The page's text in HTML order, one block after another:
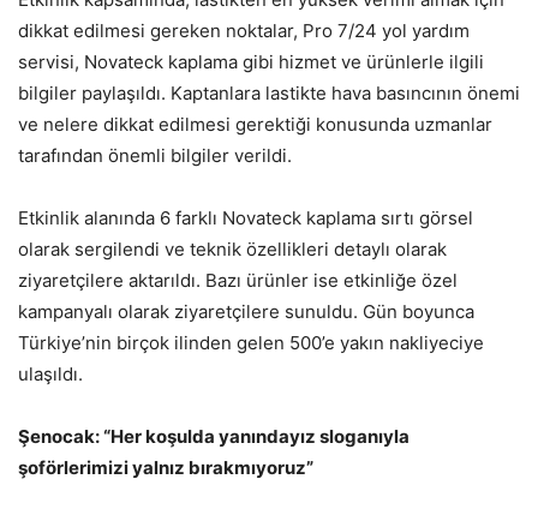
dikkat edilmesi gereken noktalar, Pro 7/24 yol yardım
servisi, Novateck kaplama gibi hizmet ve ürünlerle ilgili
bilgiler paylaşıldı. Kaptanlara lastikte hava basıncının önemi
ve nelere dikkat edilmesi gerektiği konusunda uzmanlar
tarafından önemli bilgiler verildi.
Etkinlik alanında 6 farklı Novateck kaplama sırtı görsel
olarak sergilendi ve teknik özellikleri detaylı olarak
ziyaretçilere aktarıldı. Bazı ürünler ise etkinliğe özel
kampanyalı olarak ziyaretçilere sunuldu. Gün boyunca
Türkiye’nin birçok ilinden gelen 500’e yakın nakliyeciye
ulaşıldı.
Şenocak: “Her koşulda yanındayız sloganıyla
şoförlerimizi yalnız bırakmıyoruz”